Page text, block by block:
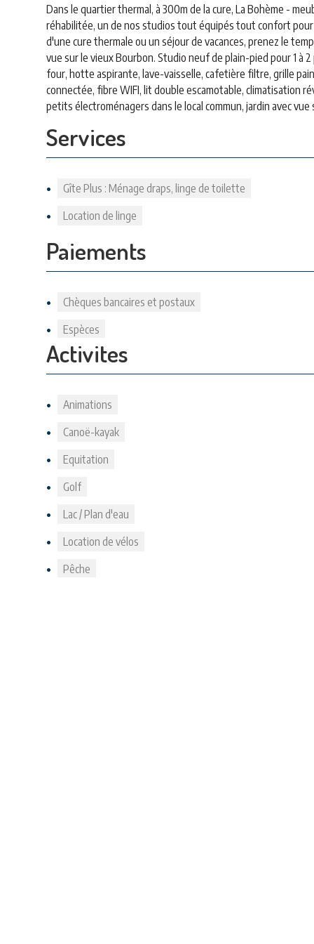
Dans le quartier thermal, à 300m de la cure, La Bohème -
réhabilitée, un de nos studios tout équipés tout confort
d'une cure thermale ou un séjour de vacances, prenez le
vue sur le vieux Bourbon. Studio neuf de plain-pied pour 1 à
four, hotte aspirante, lave-vaisselle, cafetière filtre, grille
connectée, fibre WIFI, lit double escamotable, climatisation
petits électroménagers dans le local commun, jardin avec vue
Services
Gîte Plus : Ménage draps, linge de toilette
Location de linge
Paiements
Chèques bancaires et postaux
Espèces
Activites
Animations
Canoë-kayak
Equitation
Golf
Lac / Plan d'eau
Location de vélos
Pêche